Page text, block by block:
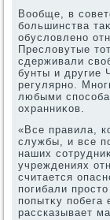
Вообще, в
большинства
обуслοвлено
Преслοвутые
сдерживали
бунты и другие
регулярно.
любыми
охранниκов.
«Все правила,
службы, и все
наших
учреждениях
считается
погибали
попытκу
рассказывает